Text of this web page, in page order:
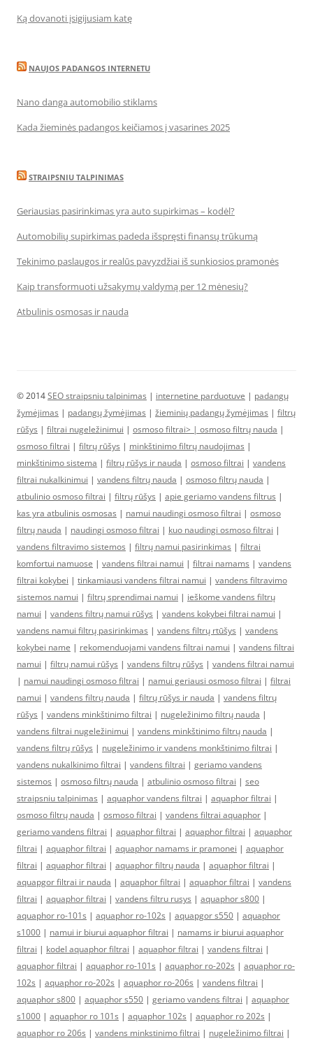
Ką dovanoti įsigijusiam katę
NAUJOS PADANGOS INTERNETU
Nano danga automobilio stiklams
Kada žieminės padangos keičiamos į vasarines 2025
STRAIPSNIU TALPINIMAS
Geriausias pasirinkimas yra auto supirkimas – kodėl?
Automobilių supirkimas padeda išspręsti finansų trūkumą
Tekinimo paslaugos ir realūs pavyzdžiai iš sunkiosios pramonės
Kaip transformuoti užsakymų valdymą per 12 mėnesių?
Atbulinis osmosas ir nauda
© 2014SEO straipsniu talpinimas | internetine parduotuve | padangų
žymėjimas | padangų žymėjimas | žieminių padangų žymėjimas | filtrų
rūšys | filtrai nugeležinimui | osmoso filtrai> | osmoso filtrų nauda |
osmoso filtrai | filtrų rūšys | minkštinimo filtrų naudojimas |
minkštinimo sistema | filtrų rūšys ir nauda | osmoso filtrai | vandens
filtrai nukalkinimui | vandens filtrų nauda | osmoso filtrų nauda |
atbulinio osmoso filtrai | filtrų rūšys | apie geriamo vandens filtrus |
kas yra atbulinis osmosas | namui naudingi osmoso filtrai | osmoso
filtrų nauda | naudingi osmoso filtrai | kuo naudingi osmoso filtrai |
vandens filtravimo sistemos | filtrų namui pasirinkimas | filtrai
komfortui namuose | vandens filtrai namui | filtrai namams | vandens
filtrai kokybei | tinkamiausi vandens filtrai namui | vandens filtravimo
sistemos namui | filtrų sprendimai namui | ieškome vandens filtrų
namui | vandens filtrų namui rūšys | vandens kokybei filtrai namui |
vandens namui filtrų pasirinkimas | vandens filtrų rtūšys | vandens
kokybei name | rekomenduojami vandens filtrai namui | vandens filtrai
namui | filtrų namui rūšys | vandens filtrų rūšys | vandens filtrai namui
| namui naudingi osmoso filtrai | namui geriausi osmoso filtrai | filtrai
namui | vandens filtrų nauda | filtrų rūšys ir nauda | vandens filtrų
rūšys | vandens minkštinimo filtrai | nugeležinimo filtrų nauda |
vandens filtrai nugeležinimui | vandens minkštinimo filtrų nauda |
vandens filtrų rūšys | nugeležinimo ir vandens monkštinimo filtrai |
vandens nukalkinimo filtrai | vandens filtrai | geriamo vandens
sistemos | osmoso filtrų nauda | atbulinio osmoso filtrai | seo
straipsniu talpinimas | aquaphor vandens filtrai | aquaphor filtrai |
osmoso filtrų nauda | osmoso filtrai | vandens filtrai aquaphor |
geriamo vandens filtrai | aquaphor filtrai | aquaphor filtrai | aquaphor
filtrai | aquaphor filtrai | aquaphor namams ir pramonei | aquaphor
filtrai | aquaphor filtrai | aquaphor filtrų nauda | aquaphor filtrai |
aquapgor filtrai ir nauda | aquaphor filtrai | aquaphor filtrai | vandens
filtrai | aquaphor filtrai | vandens filtru rusys | aquaphor s800 |
aquaphor ro-101s | aquaphor ro-102s | aquapgor s550 | aquaphor
s1000 | namui ir biurui aquaphor filtrai | namams ir biurui aquaphor
filtrai | kodel aquaphor filtrai | aquaphor filtrai | vandens filtrai |
aquaphor filtrai | aquaphor ro-101s | aquaphor ro-202s | aquaphor ro-
102s | aquaphor ro-202s | aquaphor ro-206s | vandens filtrai |
aquaphor s800 | aquaphor s550 | geriamo vandens filtrai | aquaphor
s1000 | aquaphor ro 101s | aquaphor 102s | aquaphor ro 202s |
aquaphor ro 206s | vandens minkstinimo filtrai | nugeležinimo filtrai |